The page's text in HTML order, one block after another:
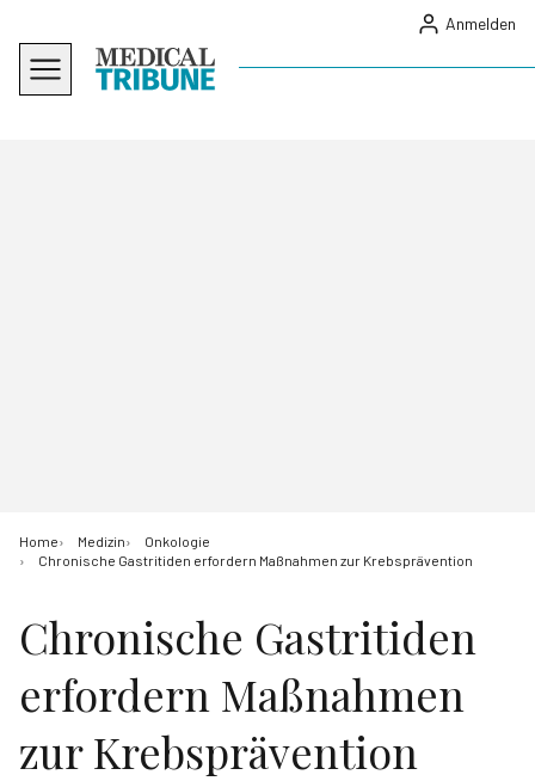
Anmelden
Home Medizin
Onkologie
Chronische Gastritiden erfordern Maßnahmen zur Krebsprävention
Chronische Gastritiden
erfordern Maßnahmen
zur Krebsprävention